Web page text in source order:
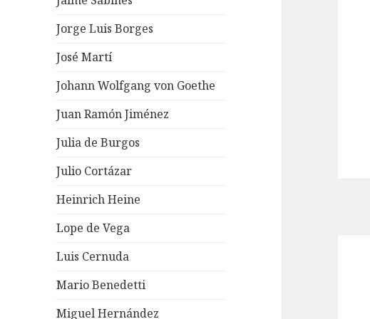
Jorge Luis Borges
José Martí
Johann Wolfgang von Goethe
Juan Ramón Jiménez
Julia de Burgos
Julio Cortázar
Heinrich Heine
Lope de Vega
Luis Cernuda
Mario Benedetti
Miguel Hernández